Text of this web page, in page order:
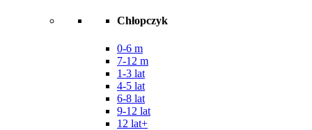
Chłopczyk
0-6 m
7-12 m
1-3 lat
4-5 lat
6-8 lat
9-12 lat
12 lat+